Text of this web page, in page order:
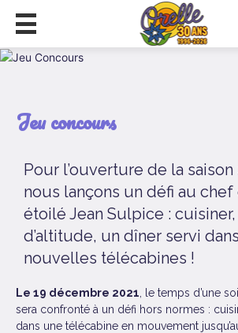
Jeu concours
Pour l’ouverture de la saison
nous lançons un défi au
étoilé Jean Sulpice : cuisiner,
d’altitude, un dîner servi
nouvelles télécabines !
Le 19 décembre 2021 , le temps d’une
sera confronté à un défi hors normes :
dans une télécabine en mouvement